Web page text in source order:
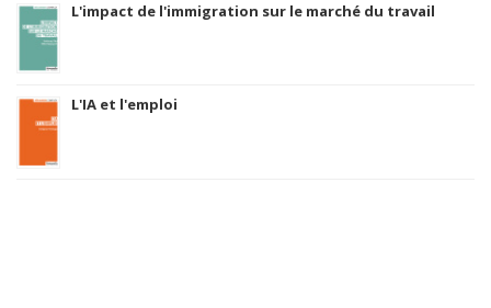
L'impact de l'immigration sur le marché du travail
L'IA et l'emploi